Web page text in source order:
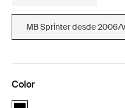
MB Sprinter desde 2006/
Color
Thule Elite Van XT MB